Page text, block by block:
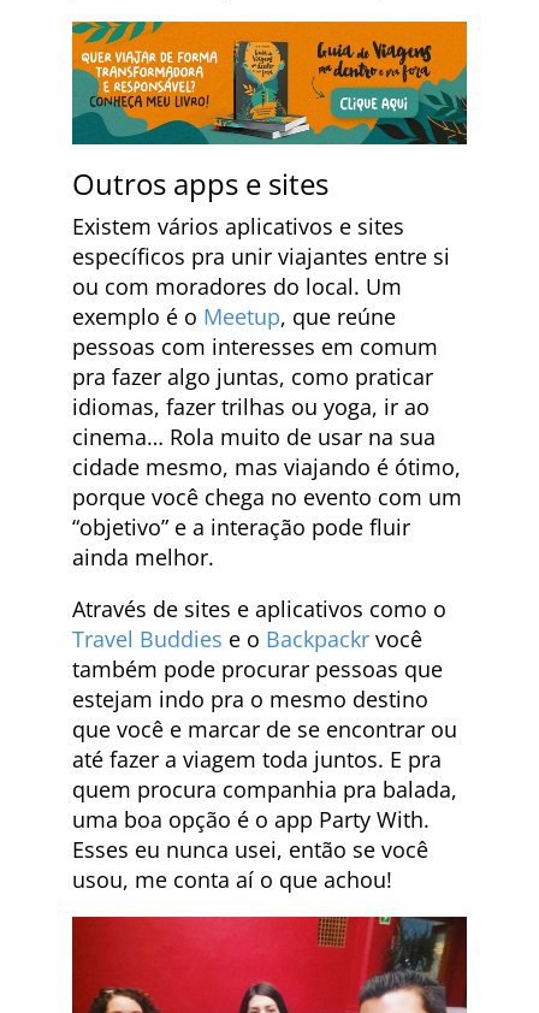
Outros apps e sites
Existem vários aplicativos e sites
específicos pra unir viajantes entre si
ou com moradores do local. Um
exemplo é o Meetup, que reúne
pessoas com interesses em comum
pra fazer algo juntas, como praticar
idiomas, fazer trilhas ou yoga, ir ao
cinema… Rola muito de usar na sua
cidade mesmo, mas viajando é ótimo,
porque você chega no evento com um
“objetivo” e a interação pode fluir
ainda melhor.
Através de sites e aplicativos como o
Travel Buddies e o Backpackr você
também pode procurar pessoas que
estejam indo pra o mesmo destino
que você e marcar de se encontrar ou
até fazer a viagem toda juntos. E pra
quem procura companhia pra balada,
uma boa opção é o app Party With.
Esses eu nunca usei, então se você
usou, me conta aí o que achou!